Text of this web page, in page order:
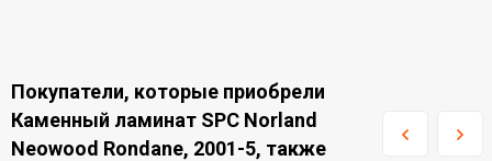
Покупатели, которые приобрели
Каменный ламинат SPC Norland
Neowood Rondane, 2001-5, также